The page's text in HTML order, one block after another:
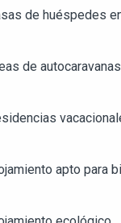
de huéspedes
de autocaravanas
apto para
6 ❯ ❯❯